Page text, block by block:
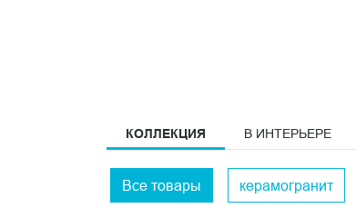
КОЛЛЕКЦИЯ В ИНТЕРЬЕРЕ
Все товары керамогранит